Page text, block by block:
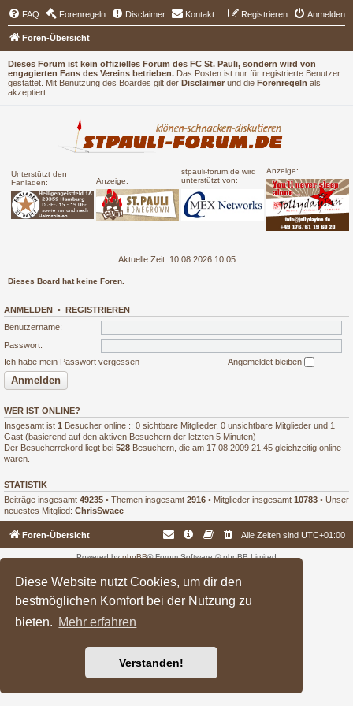
Diese Website nutzt Cookies, um dir den
bestmöglichen Komfort bei der Nutzung zu
bieten. Mehr erfahren
Verstanden!
Dieses Forum ist kein offizielles Forum des FC St. Pauli, sondern wird von
engagierten Fans des Vereins betrieben. Das Posten ist nur für registrierte Benutzer
gestattet. Mit Benutzung des Boardes gilt der Disclaimer und die Forenregeln als
akzeptiert.
Unterstützt den
Fanladen:
Anzeige:
stpauli-forum.de wird
unterstützt von:
Anzeige:
FAQ Forenregeln Disclaimer Kontakt Anmelden
Registrieren
Foren-Übersicht
Aktuelle Zeit: 10.08.2026 10:05
Dieses Board hat keine Foren.
ANMELDEN • REGISTRIEREN
Benutzername:
Passwort:
Ich habe mein Passwort vergessen
Angemeldet bleiben
WER IST ONLINE?
Insgesamt ist 1
Besucher online :: 0 sichtbare Mitglieder, 0 unsichtbare Mitglieder und 1
Gast (basierend auf den aktiven Besuchern der letzten 5 Minuten)
Der Besucherrekord liegt bei 528 Besuchern, die am 17.08.2009 21:45 gleichzeitig online
waren.
STATISTIK
Beiträge insgesamt 49235 • Themen insgesamt 2916 • Mitglieder insgesamt 10783 • Unser
neuestes Mitglied: ChrisSwace
Foren-Übersicht Alle Zeiten sind UTC+01:00
Powered byphpBB® Forum Software © phpBB Limited